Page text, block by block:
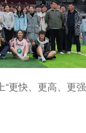
更快、更高、更